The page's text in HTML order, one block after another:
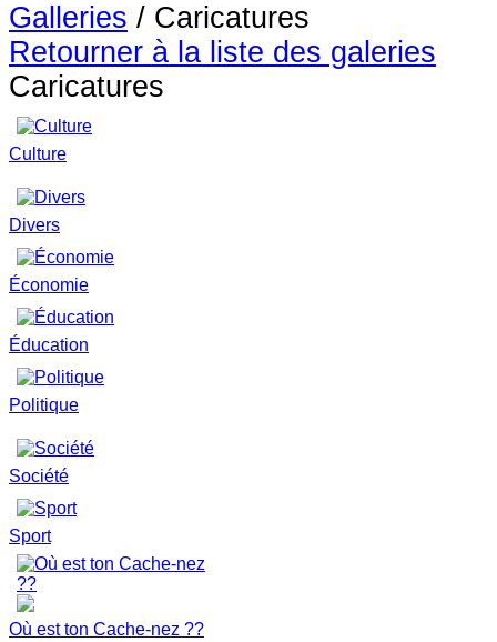
Galleries / Caricatures
Retourner à la liste des galeries
Caricatures
Culture
Divers
Économie
Éducation
Politique
Société
Sport
Où est ton Cache-nez ??